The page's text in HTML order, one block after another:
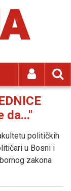
da..."
političkih
u Bosni i
zakona